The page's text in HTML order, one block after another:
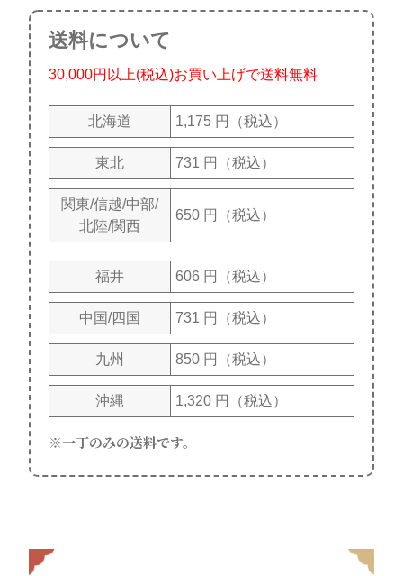
送料について
30,000円以上(税込)お買い上げで送料無料
北海道 1,175 円（税込）
東北 731 円（税込）
関東/信越/中部/
北陸/関西
650 円（税込）
福井 606 円（税込）
中国/四国 731 円（税込）
九州 850 円（税込）
沖縄 1,320 円（税込）
一丁のみの送料です。